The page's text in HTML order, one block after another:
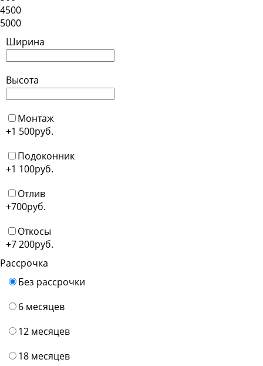
4500
5000
Ширина
Высота
Монтаж
+1 500руб.
Подоконник
+1 100руб.
Отлив
+700руб.
Откосы
+7 200руб.
Рассрочка
Без рассрочки
6 месяцев
12 месяцев
18 месяцев